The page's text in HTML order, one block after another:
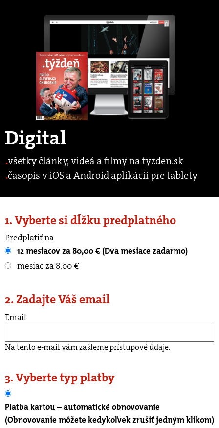
Digital
všetky články, videá a filmy na tyzden.sk
časopis v iOS a Android aplikácii pre tablety
1. Vyberte si dĺžku predplatného
Predplatiť na
12 mesiacov za 80,00 € (Dva mesiace zadarmo)
mesiac za 8,00 €
2. Zadajte Váš email
Email
Na tento e-mail vám zašleme prístupové údaje.
3. Vyberte typ platby
Platba kartou – automatické obnovovanie
(Obnovovanie môžete kedykoľvek zrušiť jedným klikom)